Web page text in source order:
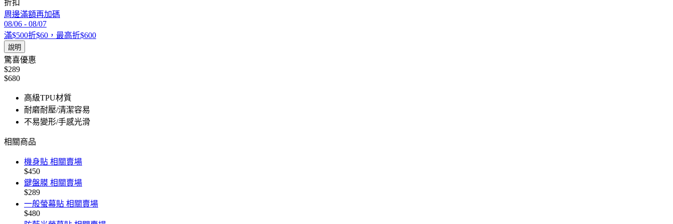
折扣
周邊滿額再加碼
08/06 - 08/07
滿$500折$60，最高折$600
說明
驚喜優惠
$289
$680
高級TPU材質
耐磨耐壓/清潔容易
不易變形/手感光滑
相關商品
機身貼 相關賣場
$450
鍵盤膜 相關賣場
$289
一般螢幕貼 相關賣場
$480